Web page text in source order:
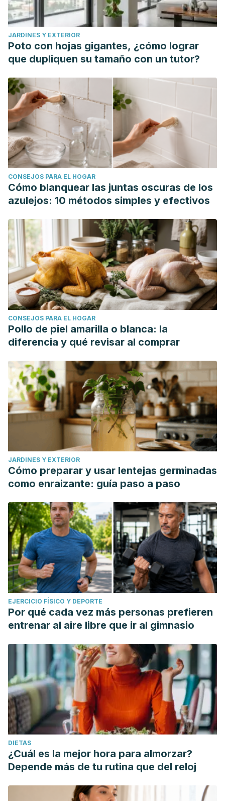
Morley, R., Caine, E., Jamieson, C., Cockburn, F., & Lucas,
A. (2004). Randomized, double-blind trial of long-chain
polyunsaturated fatty acid supplementation with fish oil and
borage oil in preterm infants. The Journal of pediatrics,
Nelson, J., DeMichele, S., Pacht, E. and Wennberg, A.
(2003), Effect of enteral feeding with eicosapentaenoic
acid, gamma‐linolenic acid, and antioxidants on antioxidant
status in patients with acute respiratory distress syndrome.
JPEN J Parenter Enteral Nutr, 27: 98-104.
https://doi.org/10.1177/014860710302700298
Tasset-Cuevas, I., Fernández-Bedmar, Z., Lozano-Baena,
M. D., Campos-Sánchez, J., de Haro-Bailón, A., Muñoz-
Serrano, A., & Alonso-Moraga, A. (2013). Protective effect
of borage seed oil and gamma linolenic acid on DNA: in
vivo and in vitro studies. PloS one, 8(2), e56986.
https://doi.org/10.1371/journal.pone.0056986
Takahashi, Y., Ide, T., & Fujita, H. (2000). Dietary gamma-
linolenic acid in the form of borage oil causes less body fat
accumulation accompanying an increase in uncoupling
protein 1 mRNA level in brown adipose tissue. Comparative
biochemistry and physiology. Part B, Biochemistry &
molecular biology, 127(2), 213–222.
https://doi.org/10.1016/s0305-0491(00)00254-6
Al-Khamees, W. A., Schwartz, M. D., Alrashdi, S., Algren, A.
D., & Morgan, B. W. (2011). Status epilepticus associated
with borage oil ingestion. Journal of medical toxicology :
official journal of the American College of Medical
Toxicology, 7(2), 154–157. https://doi.org/10.1007/s13181-
011-0135-9
Thijs, C., Houwelingen, A., Poorterman, I., Mordant, A., &
van den Brandt, P. (2000). Essential fatty acids in breast
milk of atopic mothers: comparison with non-atopic
mothers, and effect of borage oil supplementation.
European journal of clinical nutrition, 54(3), 234–238.
https://doi.org/10.1038/sj.ejcn.1600926
Brosche, T., & Platt, D. (2000). Effect of borage oil
consumption on fatty acid metabolism, transepidermal
water loss and skin parameters in elderly people. Archives
of gerontology and geriatrics, 30(2), 139–150.
https://doi.org/10.1016/s0167-4943(00)00046-7
JARDINES Y EXTERIOR
Poto con hojas gigantes, ¿cómo lograr
que dupliquen su tamaño con un tutor?
CONSEJOS PARA EL HOGAR
Cómo blanquear las juntas oscuras de los
azulejos: 10 métodos simples y efectivos
CONSEJOS PARA EL HOGAR
Pollo de piel amarilla o blanca: la
diferencia y qué revisar al comprar
JARDINES Y EXTERIOR
Cómo preparar y usar lentejas germinadas
como enraizante: guía paso a paso
EJERCICIO FÍSICO Y DEPORTE
Por qué cada vez más personas prefieren
entrenar al aire libre que ir al gimnasio
DIETAS
¿Cuál es la mejor hora para almorzar?
Depende más de tu rutina que del reloj